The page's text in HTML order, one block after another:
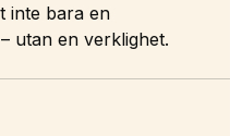
inte bara en
utan en verklighet.